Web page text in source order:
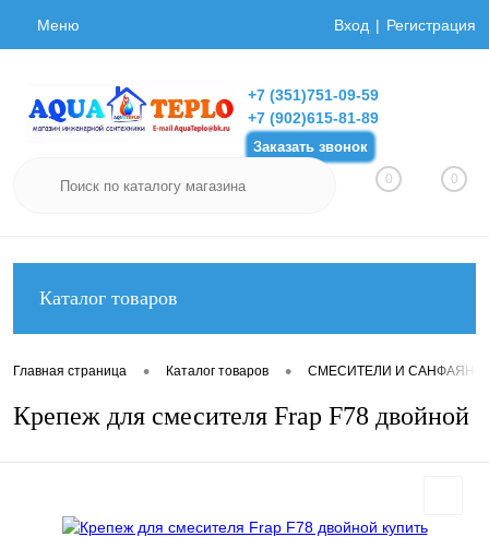
Меню Вход Регистрация
+7 (351)751-09-59
+7 (902)615-81-89
Заказать звонок
0 0
Каталог товаров
Главная страница • Каталог товаров • СМЕСИТЕЛИ И САНФАЯНС
Крепеж для смесителя Frap F78 двойной